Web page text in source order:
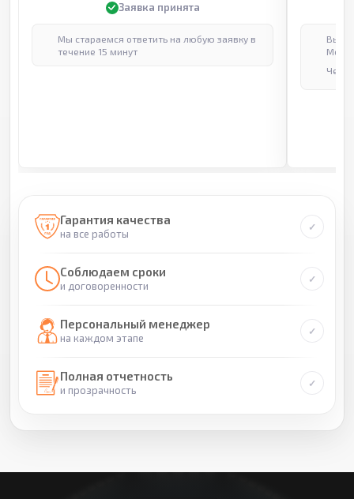
Заявка принята
Мы стараемся ответить на любую заявку в
течение 15 минут
Гарантия качества
на все работы
Соблюдаем сроки
и договоренности
Персональный менеджер
на каждом этапе
Полная отчетность
и прозрачность